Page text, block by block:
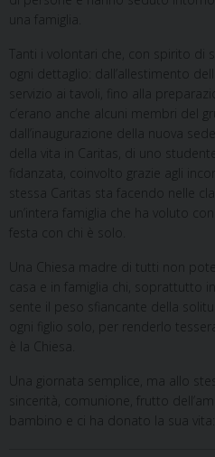
una famiglia.
Tanti i volontari che, con spirito di
ogni dettaglio: dall’allestimento
servizio ai tavoli, fino alla
c’erano anche alcuni membri del
dall’inaugurazione della nuova
della vita in Caritas, di uno
fidanzata, coinvolto grazie agli
stessa Caritas sta facendo nelle
un’intera famiglia che ha voluto
festa con chi è solo.
Una Chiesa madre di tutti non
casa e in famiglia chi, soprattutto
sente il peso sfiancante della
ogni figlio solo, per renderlo
è la Chiesa.
Una giornata semplice, ma allo
sincerità, comunione, frutto
bambino e ci ha donato la sua vita: